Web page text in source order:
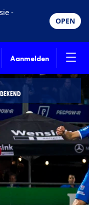
-
OPEN
Aanmelden